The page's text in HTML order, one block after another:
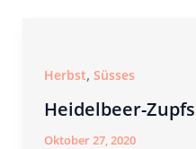
Herbst, Süsses
Heidelbeer-
Oktober 27, 2020